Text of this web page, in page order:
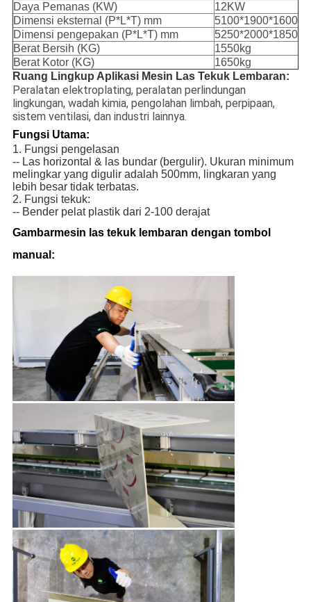
Daya Pemanas (KW)
12KW
Dimensi eksternal (P*L*T) mm
5100*1900*1600
Dimensi pengepakan (P*L*T) mm
5250*2000*1850
Berat Bersih (KG)
1550kg
Berat Kotor (KG)
1650kg
Ruang Lingkup Aplikasi Mesin Las Tekuk Lembaran:
Peralatan elektroplating, peralatan perlindungan
lingkungan, wadah kimia, pengolahan limbah, perpipaan,
sistem ventilasi, dan industri lainnya.
Fungsi Utama:
1. Fungsi pengelasan
-- Las horizontal & las bundar (bergulir). Ukuran minimum
melingkar yang digulir adalah 500mm, lingkaran yang
lebih besar tidak terbatas.
2. Fungsi tekuk:
-- Bender pelat plastik dari 2-100 derajat
Gambarmesin las tekuk lembaran dengan tombol
manual: